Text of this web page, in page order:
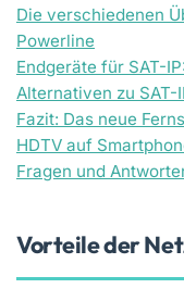
Die verschiedenen
Powerline
Endgeräte für SAT-
Alternativen zu
Fazit: Das neue
HDTV auf
Fragen und
Vorteile der